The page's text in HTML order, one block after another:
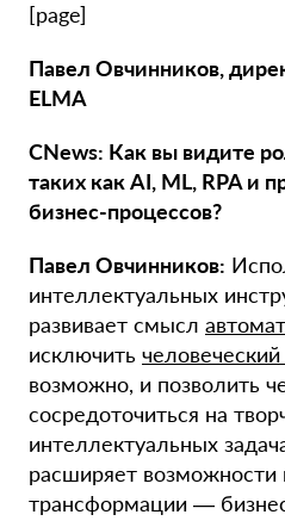
[page]
Павел Овчинников,
ELMA
CNews: Как вы видите
таких как AI, ML, RPA и
бизнес-процессов?
Павел Овчинников:
интеллектуальных
развивает смысл
исключить
возможно, и позволить
сосредоточиться на
интеллектуальных
расширяет возможности
трансформации —